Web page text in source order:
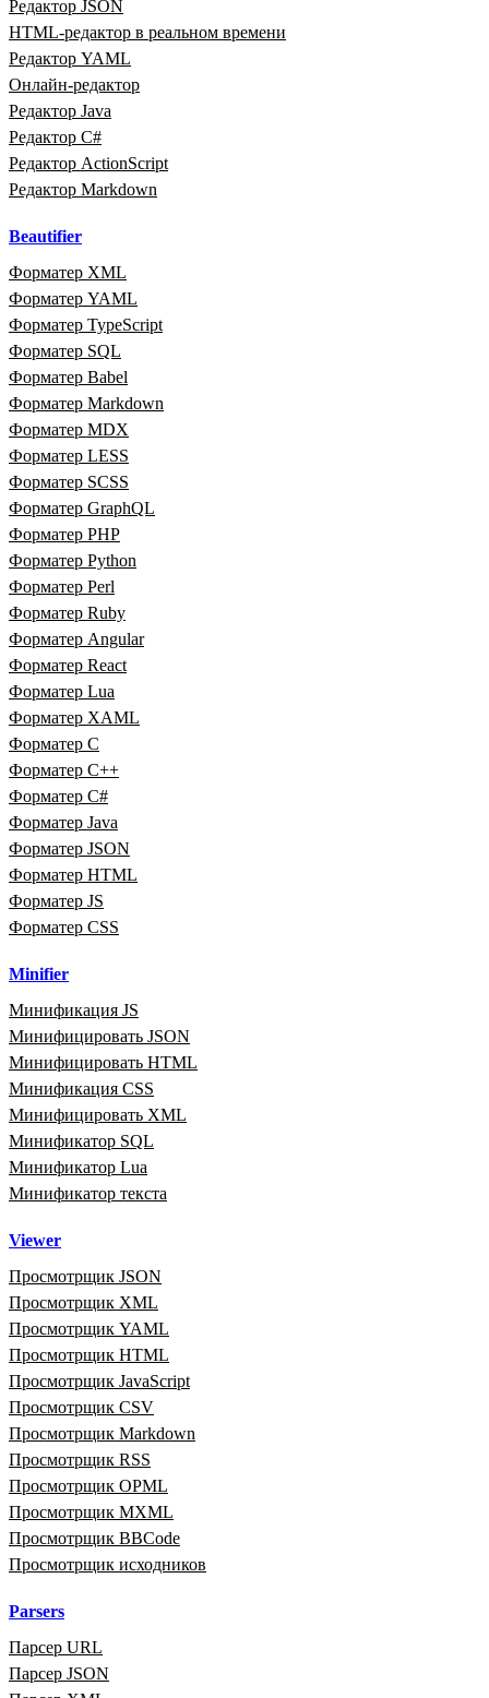
Редактор JSON
HTML‑редактор в реальном времени
Редактор YAML
Онлайн‑редактор
Редактор Java
Редактор C#
Редактор ActionScript
Редактор Markdown
Beautifier
Форматер XML
Форматер YAML
Форматер TypeScript
Форматер SQL
Форматер Babel
Форматер Markdown
Форматер MDX
Форматер LESS
Форматер SCSS
Форматер GraphQL
Форматер PHP
Форматер Python
Форматер Perl
Форматер Ruby
Форматер Angular
Форматер React
Форматер Lua
Форматер XAML
Форматер C
Форматер C++
Форматер C#
Форматер Java
Форматер JSON
Форматер HTML
Форматер JS
Форматер CSS
Minifier
Минификация JS
Минифицировать JSON
Минифицировать HTML
Минификация CSS
Минифицировать XML
Минификатор SQL
Минификатор Lua
Минификатор текста
Viewer
Просмотрщик JSON
Просмотрщик XML
Просмотрщик YAML
Просмотрщик HTML
Просмотрщик JavaScript
Просмотрщик CSV
Просмотрщик Markdown
Просмотрщик RSS
Просмотрщик OPML
Просмотрщик MXML
Просмотрщик BBCode
Просмотрщик исходников
Parsers
Парсер URL
Парсер JSON